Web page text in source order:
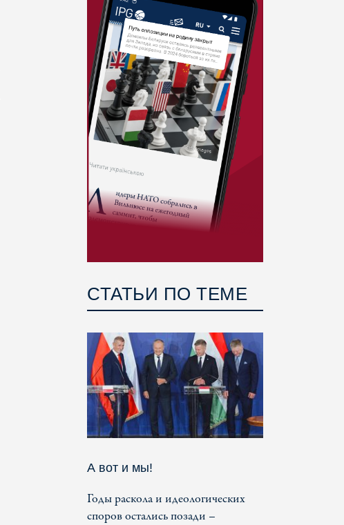
СТАТЬИ ПО ТЕМЕ
А вот и мы!
Годы раскола и идеологических
споров остались позади –